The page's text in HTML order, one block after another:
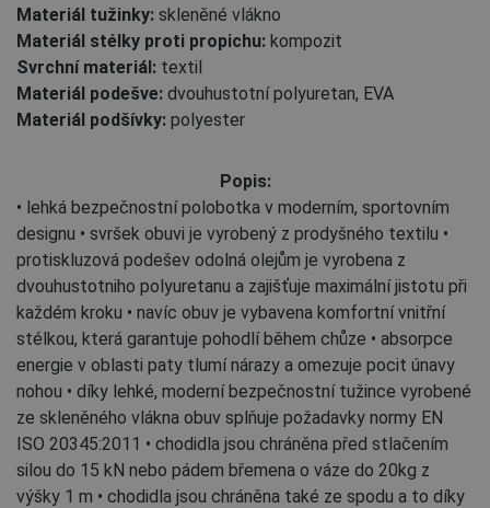
Materiál tužinky: skleněné vlákno
Materiál stélky proti propichu: kompozit
Svrchní materiál: textil
Materiál podešve: dvouhustotní polyuretan, EVA
Materiál podšívky: polyester
Popis:
• lehká bezpečnostní polobotka v moderním, sportovním
designu • svršek obuvi je vyrobený z prodyšného textilu •
protiskluzová podešev odolná olejům je vyrobena z
dvouhustotniho polyuretanu a zajišťuje maximální jistotu při
každém kroku • navíc obuv je vybavena komfortní vnitřní
stélkou, která garantuje pohodlí během chůze • absorpce
energie v oblasti paty tlumí nárazy a omezuje pocit únavy
nohou • díky lehké, moderní bezpečnostní tužince vyrobené
ze skleněného vlákna obuv splňuje požadavky normy EN
ISO 20345:2011 • chodidla jsou chráněna před stlačením
silou do 15 kN nebo pádem břemena o váze do 20kg z
výšky 1 m • chodidla jsou chráněna také ze spodu a to díky